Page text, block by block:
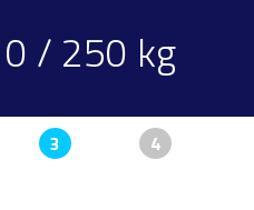
/ 250 kg
3 4